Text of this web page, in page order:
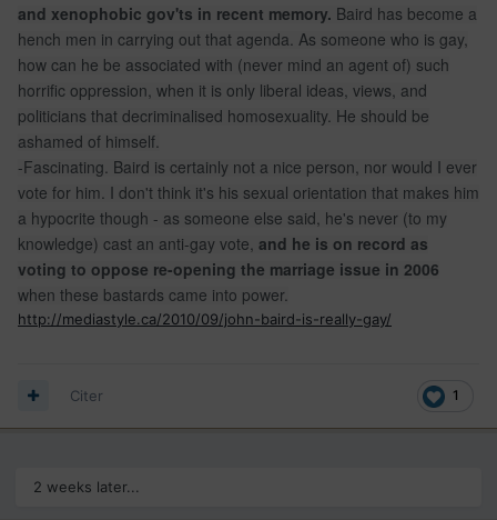
and xenophobic gov'ts in recent memory. Baird has become a
hench men in carrying out that agenda. As someone who is gay,
how can he be associated with (never mind an agent of) such
horrific oppression, when it is only liberal ideas, views, and
politicians that decriminalised homosexuality. He should be
ashamed of himself.
-Fascinating. Baird is certainly not a nice person, nor would I ever
vote for him. I don't think it's his sexual orientation that makes him
a hypocrite though - as someone else said, he's never (to my
knowledge) cast an anti-gay vote, and he is on record as
voting to oppose re-opening the marriage issue in 2006
when these bastards came into power.
http://mediastyle.ca/2010/09/john-baird-is-really-gay/
1
Citer
2 weeks later...